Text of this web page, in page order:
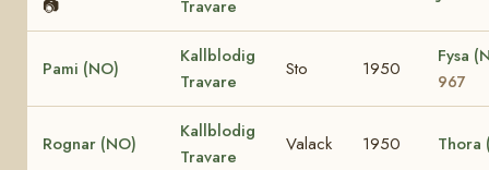
📷 Travare
Pami (NO)
Kallblodig
Travare
Sto 1950
Fysa
967
Rognar (NO)
Kallblodig
Travare
Valack 1950 Thora